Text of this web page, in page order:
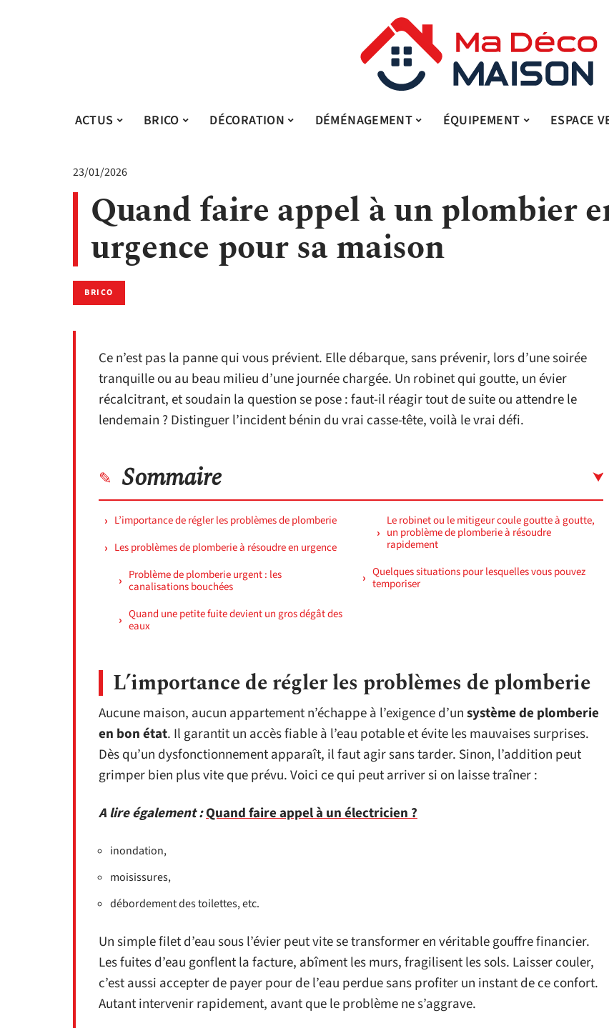
ACTUS BRICO DÉCORATION DÉMÉNAGEMENT ÉQUIPEMENT ESPACE
23/01/2026
Quand faire appel à un plombier
urgence pour sa maison
BRICO
Ce n’est pas la panne qui vous prévient. Elle débarque, sans prévenir, lors d’une soirée
tranquille ou au beau milieu d’une journée chargée. Un robinet qui goutte, un évier
récalcitrant, et soudain la question se pose : faut-il réagir tout de suite ou attendre le
lendemain ? Distinguer l’incident bénin du vrai casse-tête, voilà le vrai défi.
Sommaire
L’importance de régler les problèmes de plomberie
Les problèmes de plomberie à résoudre en urgence
Problème de plomberie urgent : les
canalisations bouchées
Quand une petite fuite devient un gros dégât des
eaux
Le robinet ou le mitigeur coule goutte à goutte,
un problème de plomberie à résoudre
rapidement
Quelques situations pour lesquelles vous pouvez
temporiser
L’importance de régler les problèmes de plomberie
Aucune maison, aucun appartement n’échappe à l’exigence d’unsystème de plomberie
en bon état. Il garantit un accès fiable à l’eau potable et évite les mauvaises surprises.
Dès qu’un dysfonctionnement apparaît, il faut agir sans tarder. Sinon, l’addition peut
grimper bien plus vite que prévu. Voici ce qui peut arriver si on laisse traîner :
A lire également :Quand faire appel à un électricien ?
inondation,
moisissures,
débordement des toilettes, etc.
Un simple filet d’eau sous l’évier peut vite se transformer en véritable gouffre financier.
Les fuites d’eau gonflent la facture, abîment les murs, fragilisent les sols. Laisser couler,
c’est aussi accepter de payer pour de l’eau perdue sans profiter un instant de ce confort.
Autant intervenir rapidement, avant que le problème ne s’aggrave.